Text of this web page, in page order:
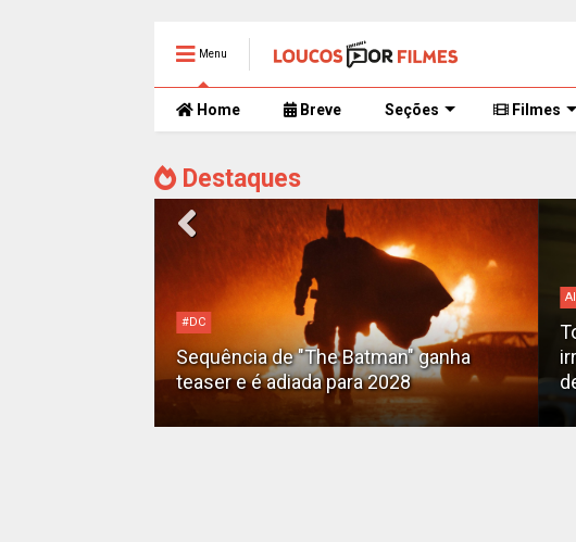
Menu
Home Breve Seções Filmes
Destaques
#DC
Sequência de "The Batman" ganha
teaser e é adiada para 2028